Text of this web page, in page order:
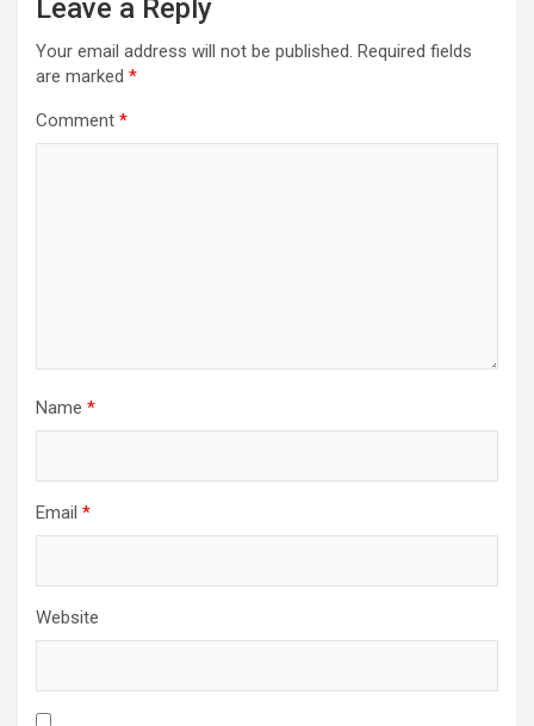
Leave a Reply
Your email address will not be published. Required fields
are marked *
Comment *
Name *
Email *
Website